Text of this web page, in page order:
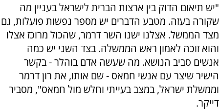
"יש תיאום הדוק בין ארצות הברית לישראל בעניין מה
שקורה בעזה. מטבע הדברים יש מספר נפשות פועלות, גם
מצד הממשל. אצלנו ישנו השר דרמר, שהכול מרוכז אצלו
והוא זוכה לאמון ראש הממשלה. בצד השני יש כמה
אנשים סביב הנושא. מה שעשה אדם בוהלר - בקשר
הישיר שיצר עם אנשי חמאס - שם אותו, את רון דרמר
וממשלת ישראל, במצב בעייתי וחלש מול חמאס", מסביר
דייקר.